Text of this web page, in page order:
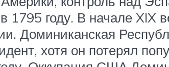
1795 году. В начале XIX
Доминиканская
хотя он потерял